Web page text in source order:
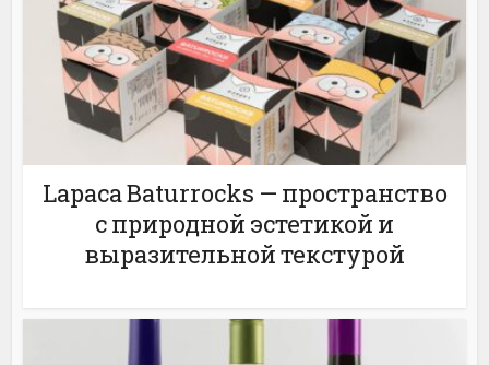
Lapaca Baturrocks — пространство
с природной эстетикой и
выразительной текстурой